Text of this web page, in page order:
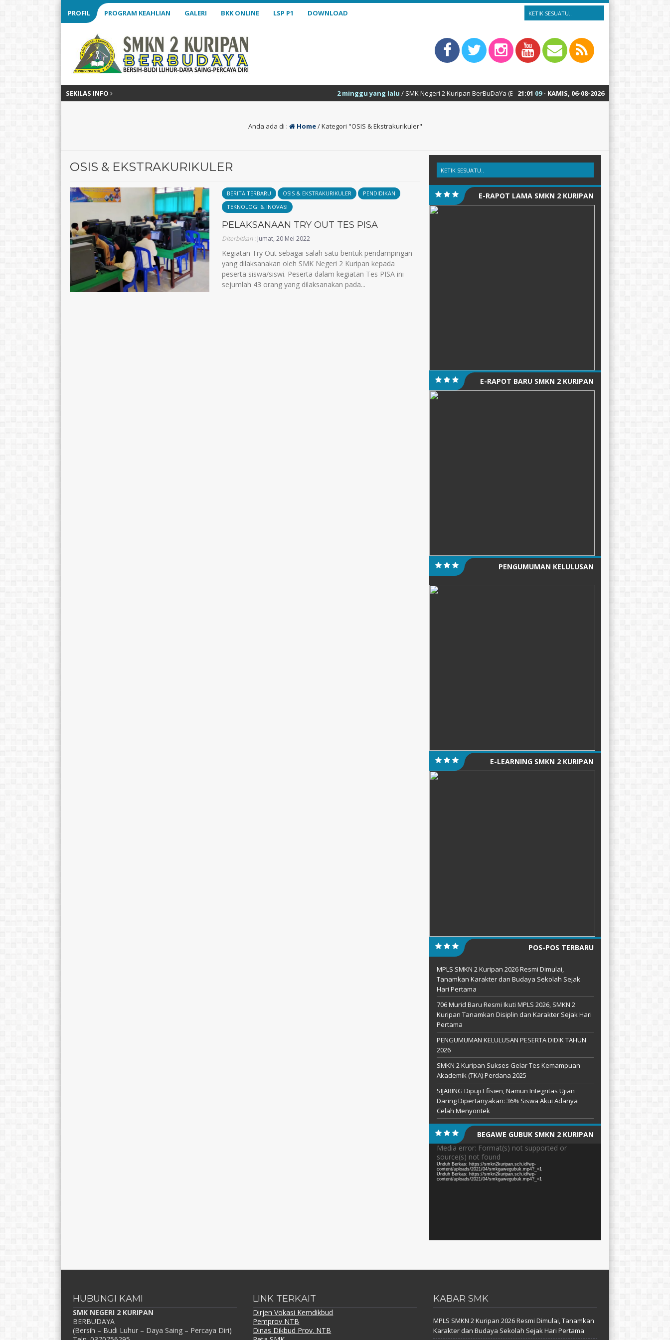
PROFIL PROGRAM KEAHLIAN GALERI BKK ONLINE LSP P1 DOWNLOAD
SEKILAS INFO 21:01 10- KAMIS, 06-08-2026
2 minggu yang lalu/ SMK Negeri 2 Kuripan BerBuDaYa (Bersih, Budi Luhur, Daya Saing & Percaya Diri)
Anda ada di : Home/Kategori "OSIS & Ekstrakurikuler"
OSIS & EKSTRAKURIKULER
BERITA TERBARU OSIS & EKSTRAKURIKULER
PENDIDIKAN
TEKNOLOGI & INOVASI
PELAKSANAAN TRY OUT TES PISA
Diterbitkan :Jumat, 20 Mei 2022
Kegiatan Try Out sebagai salah satu bentuk pendampingan
yang dilaksanakan oleh SMK Negeri 2 Kuripan kepada
peserta siswa/siswi. Peserta dalam kegiatan Tes PISA ini
sejumlah 43 orang yang dilaksanakan pada...
E-RAPOT LAMA SMKN 2 KURIPAN
E-RAPOT BARU SMKN 2 KURIPAN
PENGUMUMAN KELULUSAN
E-LEARNING SMKN 2 KURIPAN
POS-POS TERBARU
MPLS SMKN 2 Kuripan 2026 Resmi Dimulai,
Tanamkan Karakter dan Budaya Sekolah Sejak
Hari Pertama
706 Murid Baru Resmi Ikuti MPLS 2026, SMKN 2
Kuripan Tanamkan Disiplin dan Karakter Sejak Hari
Pertama
PENGUMUMAN KELULUSAN PESERTA DIDIK TAHUN
2026
SMKN 2 Kuripan Sukses Gelar Tes Kemampuan
Akademik (TKA) Perdana 2025
SIJARING Dipuji Efisien, Namun Integritas Ujian
Daring Dipertanyakan: 36% Siswa Akui Adanya
Celah Menyontek
BEGAWE GUBUK SMKN 2 KURIPAN
Pemutar
Video
Media error: Format(s) not supported or
source(s) not found
Unduh Berkas: https://smkn2kuripan.sch.id/wp-
content/uploads/2021/04/smkgawegubuk.mp4?_=1
Unduh Berkas: https://smkn2kuripan.sch.id/wp-
content/uploads/2021/04/smkgawegubuk.mp4?_=1
HUBUNGI KAMI
SMK NEGERI 2 KURIPAN
BERBUDAYA
(Bersih – Budi Luhur – Daya Saing – Percaya Diri)
LINK TERKAIT
Dirjen Vokasi Kemdikbud
Pemprov NTB
Dinas Dikbud Prov. NTB
KABAR SMK
MPLS SMKN 2 Kuripan 2026 Resmi Dimulai, Tanamkan
Karakter dan Budaya Sekolah Sejak Hari Pertama